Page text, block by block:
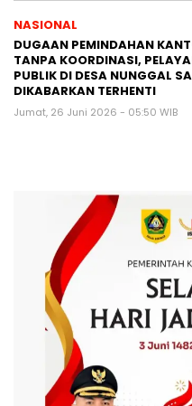
NASIONAL
DUGAAN PEMINDAHAN
TANPA KOORDINASI,
PUBLIK DI DESA NUNGGAL
DIKABARKAN TERHENTI
Jumat, 26 Juni 2026 - 05:50 WIB